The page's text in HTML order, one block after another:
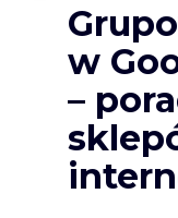
w
–